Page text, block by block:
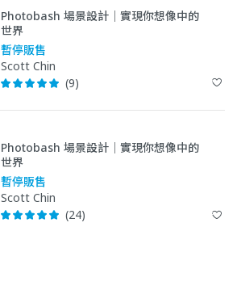
Photobash 場景設計｜實現你想像中的
世界
暫停販售
Scott Chin
(9)
Photobash 場景設計｜實現你想像中的
世界
暫停販售
Scott Chin
(24)